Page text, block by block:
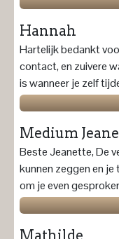
Hannah
Hartelijk bedankt
contact, en zuivere
is wanneer je zelf
Medium
Beste Jeanette, De
kunnen zeggen en je
om je even
Mathilde